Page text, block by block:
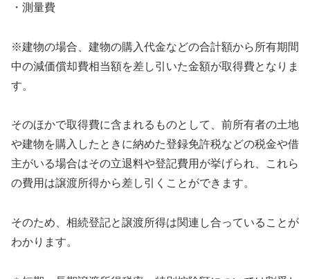
・測量費
※建物の場合、建物の購入代金などの合計額から所有期間
中の減価償却費相当額を差し引いた金額が取得費となりま
す。
そのほかで取得費に含まれるものとして、前所有者の土地
や建物を購入したときに納めた登録免許税などの税金や借
主がいる場合はその立退料や登記費用が挙げられ、これら
の費用は譲渡所得から差し引くことができます。
そのため、相続登記と譲渡所得は関連し合っていることが
わかります。